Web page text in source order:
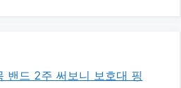
밴드 2주 써보니 보호대 핑